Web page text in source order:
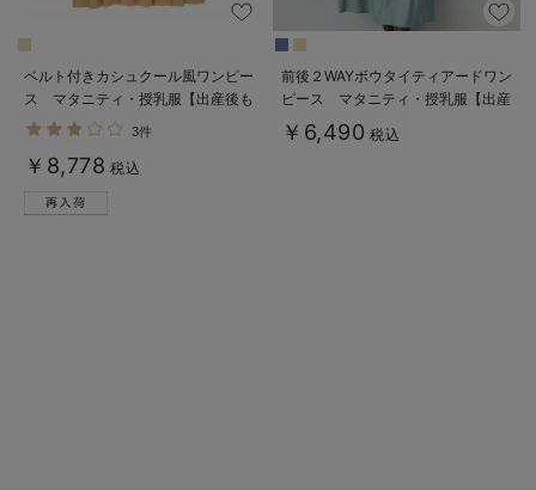
ベルト付きカシュクール風ワンピー
ス マタニティ・授乳服【出産後も
長く使える】
3件
￥8,778 税込
前後２WAYボウタイティアードワン
ピース マタニティ・授乳服【出産
後も長く使える】
￥6,490 税込